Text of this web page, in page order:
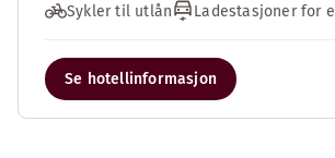
Sykler til utlån
Ladestasjoner for
Se hotellinformasjon